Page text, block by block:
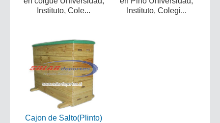
Instituto, Cole...
Instituto, Colegi...
Cajon de Salto(Plinto)